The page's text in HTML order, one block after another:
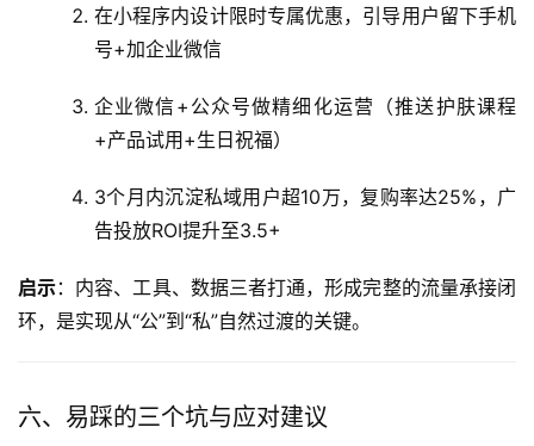
在小程序内设计限时专属优惠，引导用户留下手机
号+加企业微信
企业微信+公众号做精细化运营（推送护肤课程
+产品试用+生日祝福）
3个月内沉淀私域用户超10万，复购率达25%，广
告投放ROI提升至3.5+
启示：内容、工具、数据三者打通，形成完整的流量承接闭
环，是实现从“公”到“私”自然过渡的关键。
六、易踩的三个坑与应对建议